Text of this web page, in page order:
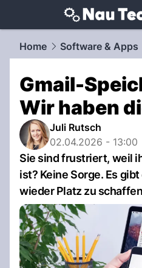
techtrends.NAU.ch
Home Software & Apps
Gmail-
Wir haben
Juli Rutsch
02.04.2026 - 13:00
Sie sind frustriert, weil
ist? Keine Sorge. Es
wieder Platz zu